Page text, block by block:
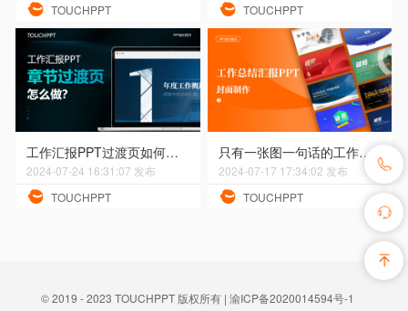
TOUCHPPT
TOUCHPPT
工作汇报PPT过渡页如何美化排版设计
2024-07-24 16:31:07 发布
TOUCHPPT
只有一张图一句话的工作总结汇报ppt封面怎么设计
2024-07-17 17:34:02 发布
TOUCHPPT
© 2019 - 2023 TOUCHPPT 版权所有 | 渝ICP备2020014594号-1